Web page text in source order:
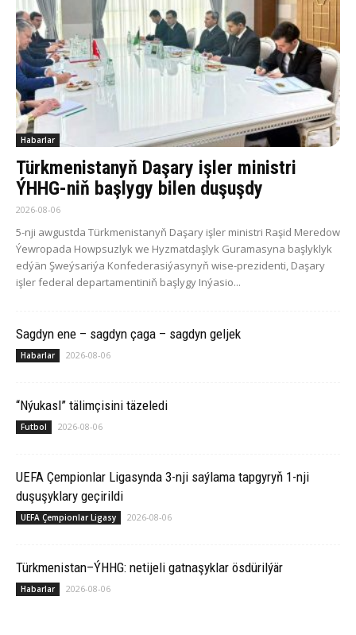
Habarlar
Türkmenistanyň Daşary işler ministri
ÝHHG-niň başlygy bilen duşuşdy
2026-08-06
5-nji awgustda Türkmenistanyň Daşary işler ministri Raşid Meredow
Ýewropada Howpsuzlyk we Hyzmatdaşlyk Guramasyna başlyklyk
edýän Şweýsariýa Konfederasiýasynyň wise-prezidenti, Daşary
işler federal departamentiniň başlygy Inýasio...
Sagdyn ene – sagdyn çaga – sagdyn geljek
Habarlar 2026-08-06
“Nýukasl” tälimçisini täzeledi
Futbol 2026-08-06
UEFA Çempionlar Ligasynda 3-nji saýlama tapgyryň 1-nji
duşuşyklary geçirildi
UEFA Çempionlar Ligasy 2026-08-06
Türkmenistan–ÝHHG: netijeli gatnaşyklar ösdürilýär
Habarlar 2026-08-06